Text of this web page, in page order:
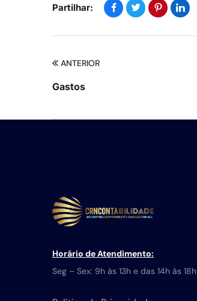
Partilhar:
ANTERIOR
Gastos
Horário de Atendimento:
Seg – Sex: 9h às 13h e das 14h às 18h